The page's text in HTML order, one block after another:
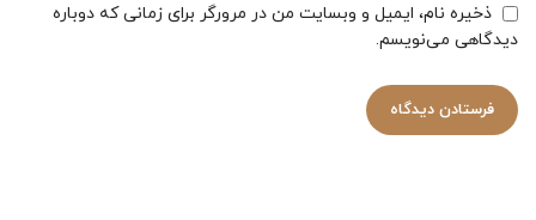
ذخیره نام، ایمیل و وبسایت من در مرورگر برای زمانی که دوباره
دیدگاهی می‌نویسم.